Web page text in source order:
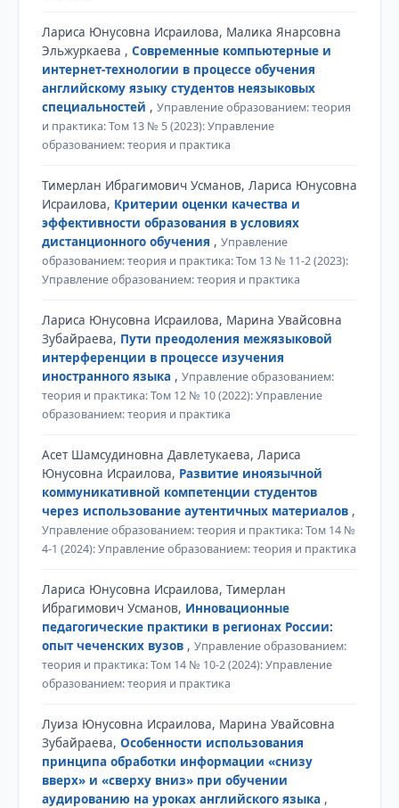
Лариса Юнусовна Исраилова, Малика Янарсовна
Эльжуркаева , Современные компьютерные и
интернет-технологии в процессе обучения
английскому языку студентов неязыковых
специальностей , Управление образованием: теория
и практика: Том 13 № 5 (2023): Управление
образованием: теория и практика
Тимерлан Ибрагимович Усманов, Лариса Юнусовна
Исраилова, Критерии оценки качества и
эффективности образования в условиях
дистанционного обучения , Управление
образованием: теория и практика: Том 13 № 11-2 (2023):
Управление образованием: теория и практика
Лариса Юнусовна Исраилова, Марина Увайсовна
Зубайраева, Пути преодоления межязыковой
интерференции в процессе изучения
иностранного языка , Управление образованием:
теория и практика: Том 12 № 10 (2022): Управление
образованием: теория и практика
Асет Шамсудиновна Давлетукаева, Лариса
Юнусовна Исраилова, Развитие иноязычной
коммуникативной компетенции студентов
через использование аутентичных материалов ,
Управление образованием: теория и практика: Том 14 №
4-1 (2024): Управление образованием: теория и практика
Лариса Юнусовна Исраилова, Тимерлан
Ибрагимович Усманов, Инновационные
педагогические практики в регионах России:
опыт чеченских вузов , Управление образованием:
теория и практика: Том 14 № 10-2 (2024): Управление
образованием: теория и практика
Луиза Юнусовна Исраилова, Марина Увайсовна
Зубайраева, Особенности использования
принципа обработки информации «снизу
вверх» и «сверху вниз» при обучении
аудированию на уроках английского языка ,